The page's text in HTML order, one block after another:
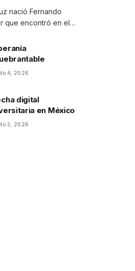
nació Fernando
que encontró en el…
4, 2026
digital
en México
3, 2026